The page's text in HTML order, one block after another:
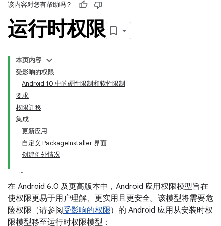
该内容对您有帮助吗？
运行时权限
本页内容
受影响的权限
Android 10 中的硬性限制和软性限制
要求
权限迁移
集成
更新应用
自定义 PackageInstaller 界面
创建例外情况
在 Android 6.0 及更高版本中，Android 应用权限模型旨在
使权限更易于用户理解、更实用且更安全。该模型将需要危
险权限（请参阅受影响的权限）的 Android 应用从安装时权
限模型移至运行时权限模型：